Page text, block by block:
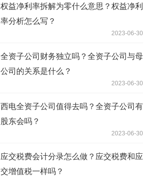
权益净利率拆解为零什么意思？权益净利
率分析怎么写？
2023-06-30
全资子公司财务独立吗？全资子公司与母
公司的关系是什么？
2023-06-30
西电全资子公司值得去吗？全资子公司有
股东会吗？
2023-06-30
应交税费会计分录怎么做？应交税费和应
交增值税一样吗？